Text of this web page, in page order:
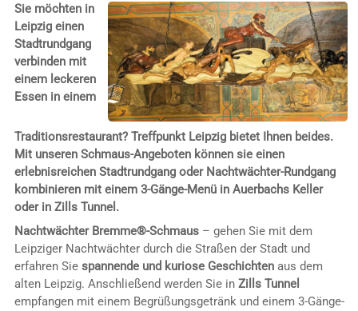
Sie möchten in
Leipzig einen
Stadtrundgang
verbinden mit
einem leckeren
Essen in einem
Traditionsrestaurant? Treffpunkt Leipzig bietet Ihnen beides.
Mit unseren Schmaus-Angeboten können sie einen
erlebnisreichen Stadtrundgang oder Nachtwächter-Rundgang
kombinieren mit einem 3-Gänge-Menü in Auerbachs Keller
oder in Zills Tunnel.
Nachtwächter Bremme®-Schmaus– gehen Sie mit dem
Leipziger Nachtwächter durch die Straßen der Stadt und
erfahren Sie spannende und kuriose Geschichtenaus dem
alten Leipzig. Anschließend werden Sie in Zills Tunnel
empfangen mit einem Begrüßungsgetränk und einem 3-Gänge-